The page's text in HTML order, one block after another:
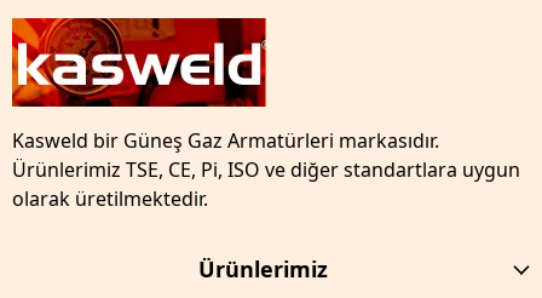
Kasweld bir Güneş Gaz Armatürleri markasıdır.
Ürünlerimiz TSE, CE, Pi, ISO ve diğer standartlara uygun
olarak üretilmektedir.
Ürünlerimiz